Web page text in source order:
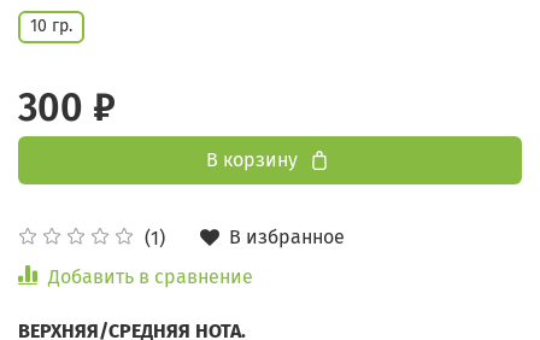
(1)
В избранное
Добавить в сравнение
10 гр.
300 ₽
В корзину
ВЕРХНЯЯ/СРЕДНЯЯ НОТА.